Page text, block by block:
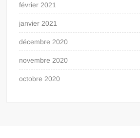
février 2021
janvier 2021
décembre 2020
novembre 2020
octobre 2020